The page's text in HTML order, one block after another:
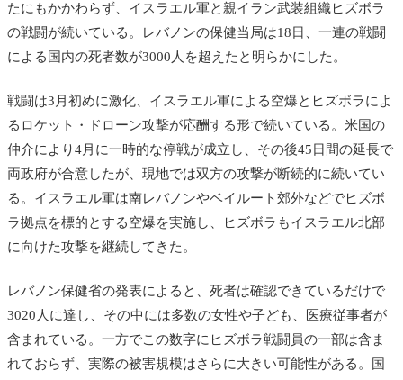
たにもかかわらず、イスラエル軍と親イラン武装組織ヒズボラ
の戦闘が続いている。レバノンの保健当局は18日、一連の戦闘
による国内の死者数が3000人を超えたと明らかにした。
戦闘は3月初めに激化、イスラエル軍による空爆とヒズボラによ
るロケット・ドローン攻撃が応酬する形で続いている。米国の
仲介により4月に一時的な停戦が成立し、その後45日間の延長で
両政府が合意したが、現地では双方の攻撃が断続的に続いてい
る。イスラエル軍は南レバノンやベイルート郊外などでヒズボ
ラ拠点を標的とする空爆を実施し、ヒズボラもイスラエル北部
に向けた攻撃を継続してきた。
レバノン保健省の発表によると、死者は確認できているだけで
3020人に達し、その中には多数の女性や子ども、医療従事者が
含まれている。一方でこの数字にヒズボラ戦闘員の一部は含ま
れておらず、実際の被害規模はさらに大きい可能性がある。国